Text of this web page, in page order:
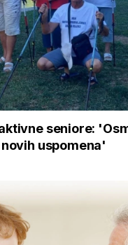
seniore:
uspomena'